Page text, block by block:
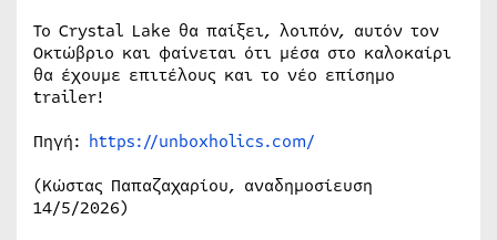
Το Crystal Lake θα παίξει, λοιπόν, αυτόν τον
Οκτώβριο και φαίνεται ότι μέσα στο καλοκαίρι
θα έχουμε επιτέλους και το νέο επίσημο
trailer!
Πηγή: https://unboxholics.com/
(Κώστας Παπαζαχαρίου, αναδημοσίευση
14/5/2026)